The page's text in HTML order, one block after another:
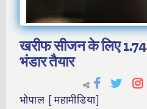
खरीफ सीजन के लिए
भंडार तैयार
भोपाल [ महामीडिया]